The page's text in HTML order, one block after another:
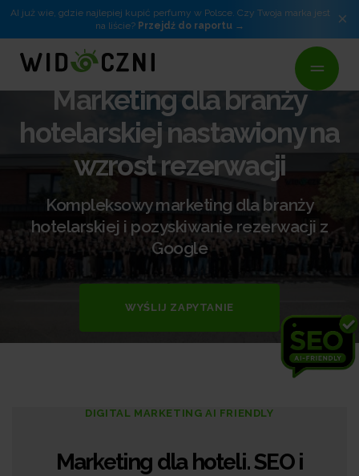
AI już wie, gdzie najlepiej kupić perfumy w Polsce. Czy Twoja marka jest
na liście? Przejdź do raportu ×
Marketing dla branży
hotelarskiej nastawiony na
wzrost rezerwacji
Kompleksowy marketing dla branży
hotelarskiej i pozyskiwanie rezerwacji z
Google
WYŚLIJ ZAPYTANIE
DIGITAL MARKETING AI FRIENDLY
Marketing dla hoteli. SEO i